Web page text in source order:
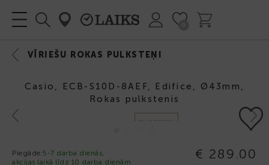
VĪRIEŠU ROKAS PULKSTEŅI
Casio, ECB-S10D-8AEF, Edifice, Ø43mm,
Rokas pulkstenis
Previous
BLUETOOTH
Next
Piegāde:5-7 darba dienās,
akcijas laikā līdz 10 darba dienām
€ 289.00